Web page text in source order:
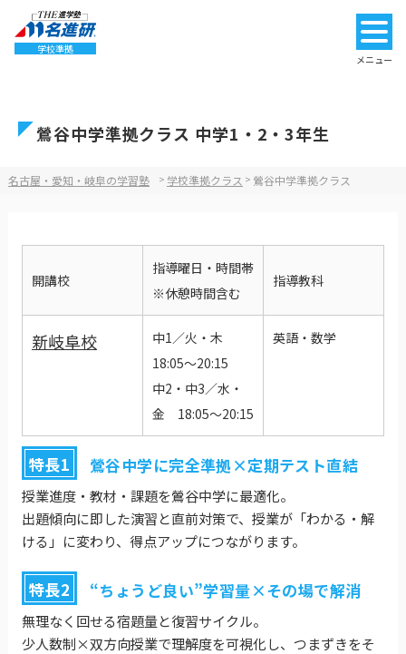
学校準拠
メニュー
鶯谷中学準拠クラス 中学1・2・3年生
名古屋・愛知・岐阜の学習塾 > 学校準拠クラス > 鶯谷中学準拠クラス
開講校
指導曜日・時間帯
※休憩時間含む
指導教科
新岐阜校
中1／火・木
18:05～20:15
中2・中3／水・
金 18:05～20:15
英語・数学
特長1 鶯谷中学に完全準拠×定期テスト直結
授業進度・教材・課題を鶯谷中学に最適化。
出題傾向に即した演習と直前対策で、授業が「わかる・解
ける」に変わり、得点アップにつながります。
特長2 “ちょうど良い”学習量×その場で解消
無理なく回せる宿題量と復習サイクル。
少人数制×双方向授業で理解度を可視化し、つまずきをそ